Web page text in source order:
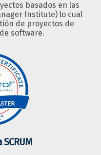
basados en las
Institute) lo cual
de proyectos de
software.